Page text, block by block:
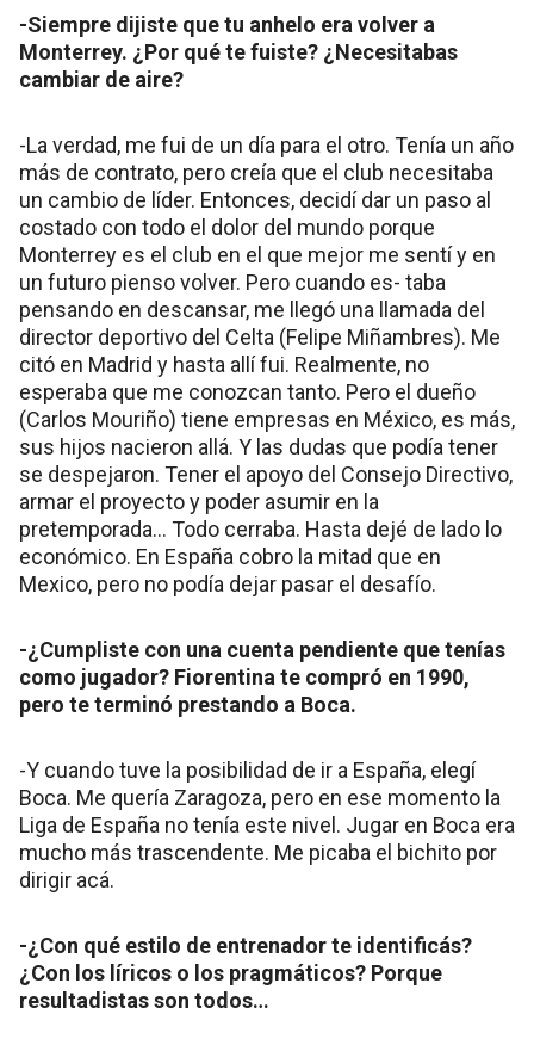
-Siempre dijiste que tu anhelo era volver a
Monterrey. ¿Por qué te fuiste? ¿Necesitabas
cambiar de aire?
-La verdad, me fui de un día para el otro. Tenía un año
más de contrato, pero creía que el club necesitaba
un cambio de líder. Entonces, decidí dar un paso al
costado con todo el dolor del mundo porque
Monterrey es el club en el que mejor me sentí y en
un futuro pienso volver. Pero cuando es- taba
pensando en descansar, me llegó una llamada del
director deportivo del Celta (Felipe Miñambres). Me
citó en Madrid y hasta allí fui. Realmente, no
esperaba que me conozcan tanto. Pero el dueño
(Carlos Mouriño) tiene empresas en México, es más,
sus hijos nacieron allá. Y las dudas que podía tener
se despejaron. Tener el apoyo del Consejo Directivo,
armar el proyecto y poder asumir en la
pretemporada… Todo cerraba. Hasta dejé de lado lo
económico. En España cobro la mitad que en
Mexico, pero no podía dejar pasar el desafío.
-¿Cumpliste con una cuenta pendiente que tenías
como jugador? Fiorentina te compró en 1990,
pero te terminó prestando a Boca.
-Y cuando tuve la posibilidad de ir a España, elegí
Boca. Me quería Zaragoza, pero en ese momento la
Liga de España no tenía este nivel. Jugar en Boca era
mucho más trascendente. Me picaba el bichito por
dirigir acá.
-¿Con qué estilo de entrenador te identificás?
¿Con los líricos o los pragmáticos? Porque
resultadistas son todos…